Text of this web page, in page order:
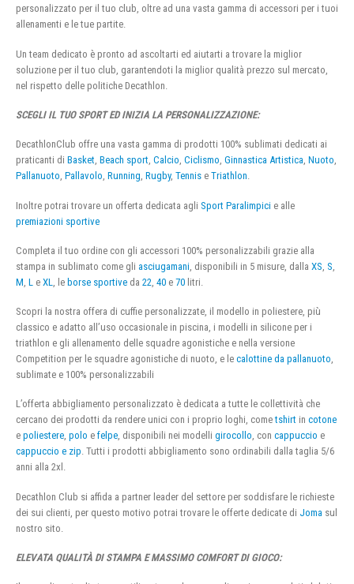
personalizzato per il tuo club, oltre ad una vasta gamma di accessori per i tuoi
allenamenti e le tue partite.
Un team dedicato è pronto ad ascoltarti ed aiutarti a trovare la miglior
soluzione per il tuo club, garantendoti la miglior qualità prezzo sul mercato,
nel rispetto delle politiche Decathlon.
SCEGLI IL TUO SPORT ED INIZIA LA PERSONALIZZAZIONE:
DecathlonClub offre una vasta gamma di prodotti 100% sublimati dedicati ai
praticanti di Basket, Beach sport, Calcio, Ciclismo, Ginnastica Artistica, Nuoto,
Pallanuoto, Pallavolo, Running, Rugby, Tennis e Triathlon.
Inoltre potrai trovare un offerta dedicata agli Sport Paralimpici e alle
premiazioni sportive
Completa il tuo ordine con gli accessori 100% personalizzabili grazie alla
stampa in sublimato come gli asciugamani , disponibili in 5 misure, dalla XS S
M L e XL , le borse sportive da 22 40 e 70 litri.
Scopri la nostra offera di cuffie personalizzate, il modello in poliestere, più
classico e adatto all’uso occasionale in piscina, i modelli in silicone per i
triathlon e gli allenamento delle squadre agonistiche e nella versione
Competition per le squadre agonistiche di nuoto, e le calottine da pallanuoto,
sublimate e 100% personalizzabili
L’offerta abbigliamento personalizzato è dedicata a tutte le collettività che
cercano dei prodotti da rendere unici con i proprio loghi, cometshirt in cotone
e poliestere, polo e felpe, disponibili nei modelli girocollo, con cappuccio e
cappuccio e zip. Tutti i prodotti abbigliamento sono ordinabili dalla taglia 5/6
anni alla 2xl.
Decathlon Club si affida a partner leader del settore per soddisfare le richieste
dei sui clienti, per questo motivo potrai trovare le offerte dedicate di Joma sul
nostro sito.
ELEVATA QUALITÀ DI STAMPA E MASSIMO COMFORT DI GIOCO: